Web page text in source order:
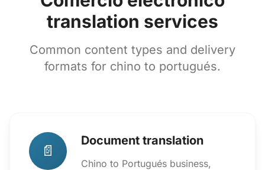
translation services
Common content types and delivery
formats for chino to portugués.
📄
Document translation
Chino to Portugués business,